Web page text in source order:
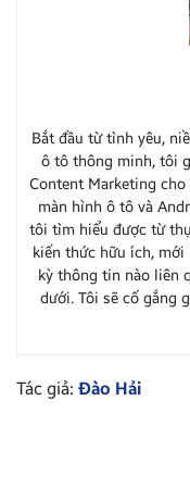
Bắt đầu từ tình yêu,
ô tô thông minh, tôi
Content Marketing
màn hình ô tô và
tôi tìm hiểu được từ
kiến thức hữu ích, mới
kỳ thông tin nào liên
dưới. Tôi sẽ cố gắng
Tác giả: Đào Hải